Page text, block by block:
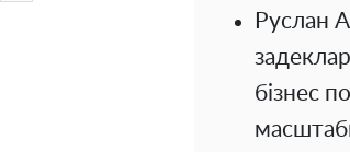
Руслан
бізнес